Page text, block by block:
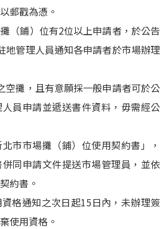
郵戳為憑。
（鋪）位有2位以上申請者，於公告
地管理人員通知各申請者於市場辦理
空攤，且有意願採一般申請者可於公
員申請並遞送書件資料，毋需經公
北市市場攤（鋪）位使用契約書」，
同申請文件提送市場管理員，並依
約書。
資格通知之次日起15日內，未辦理簽
使用資格。